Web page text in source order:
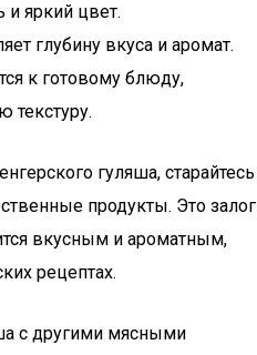
и яркий цвет.
глубину вкуса и аромат.
к готовому блюду,
текстуру.
гуляша, старайтесь
продукты. Это залог
вкусным и ароматным,
рецептах.
с другими мясными